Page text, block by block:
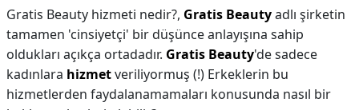
Gratis Beauty hizmeti nedir?, Gratis Beautyadlı şirketin
tamamen 'cinsiyetçi' bir düşünce anlayışına sahip
oldukları açıkça ortadadır. Gratis Beauty'de sadece
kadınlara hizmetveriliyormuş (!) Erkeklerin bu
hizmetlerden faydalanamamaları konusunda nasıl bir